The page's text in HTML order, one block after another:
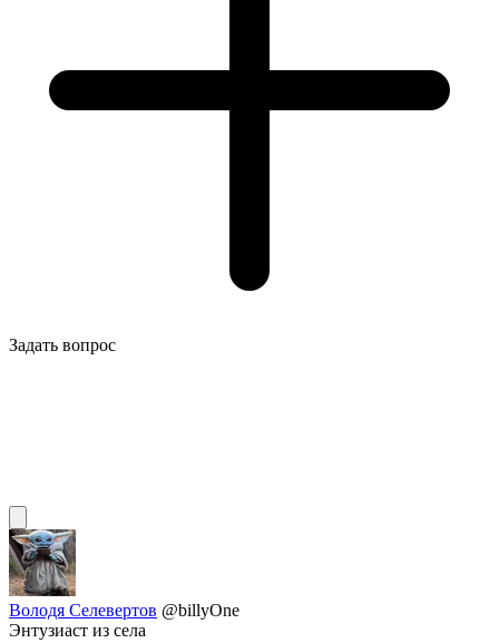
Задать вопрос
Володя Селевертов @billyOne
Энтузиаст из села